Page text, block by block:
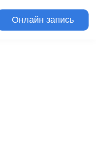
Онлайн запись